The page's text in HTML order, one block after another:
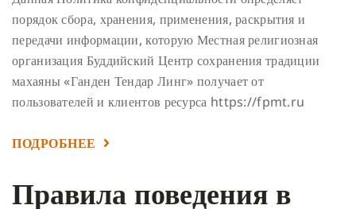
порядок сбора, хранения, применения, раскрытия и
передачи информации, которую Местная религиозная
организация Буддийский Центр сохранения традиции
махаяны «Ганден Тендар Линг» получает от
пользователей и клиентов ресурса https://fpmt.ru
ПОДРОБНЕЕ
Правила поведения в